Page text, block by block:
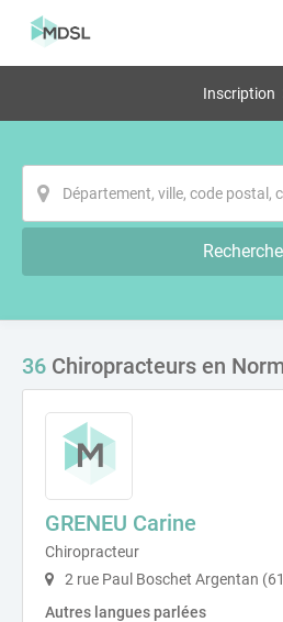
Inscription
36 Chiropracteurs en
GRENEU Carine
Chiropracteur
2 rue Paul Boschet Argentan
Autres langues parlées